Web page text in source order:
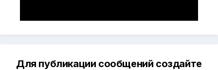
Для публикации сообщений создайте